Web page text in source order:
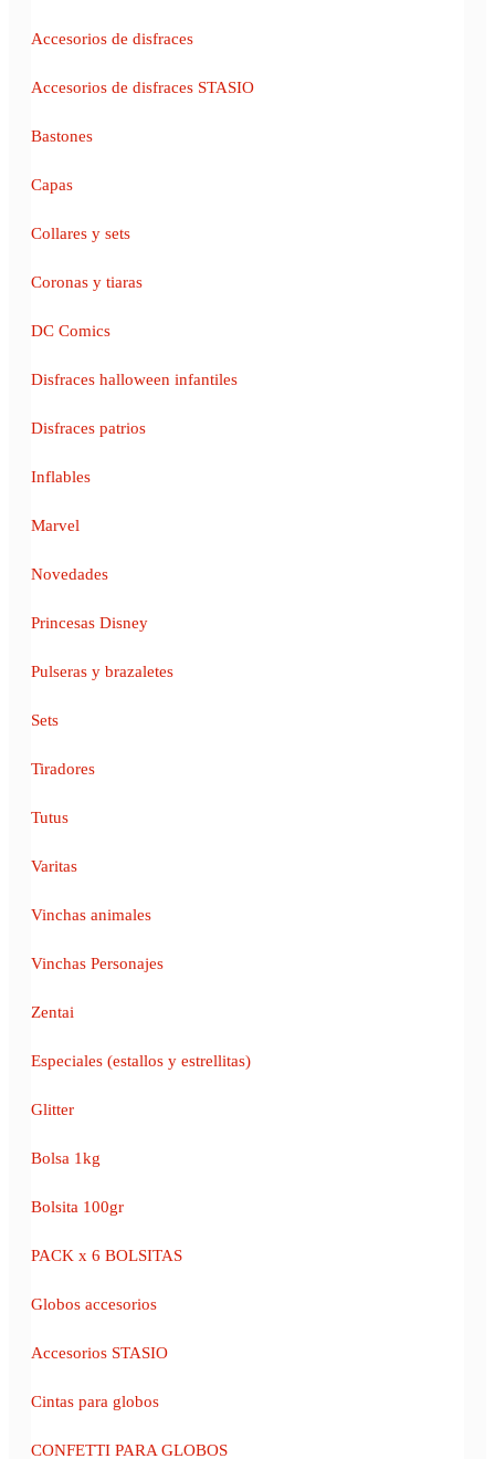
Accesorios de disfraces
Accesorios de disfraces STASIO
Bastones
Capas
Collares y sets
Coronas y tiaras
DC Comics
Disfraces halloween infantiles
Disfraces patrios
Inflables
Marvel
Novedades
Princesas Disney
Pulseras y brazaletes
Sets
Tiradores
Tutus
Varitas
Vinchas animales
Vinchas Personajes
Zentai
Especiales (estallos y estrellitas)
Glitter
Bolsa 1kg
Bolsita 100gr
PACK x 6 BOLSITAS
Globos accesorios
Accesorios STASIO
Cintas para globos
CONFETTI PARA GLOBOS